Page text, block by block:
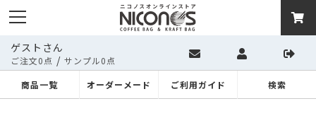
ゲストさん
ご注文0点 / サンプル0点
商品一覧
オーダーメード ご利用ガイド 検索